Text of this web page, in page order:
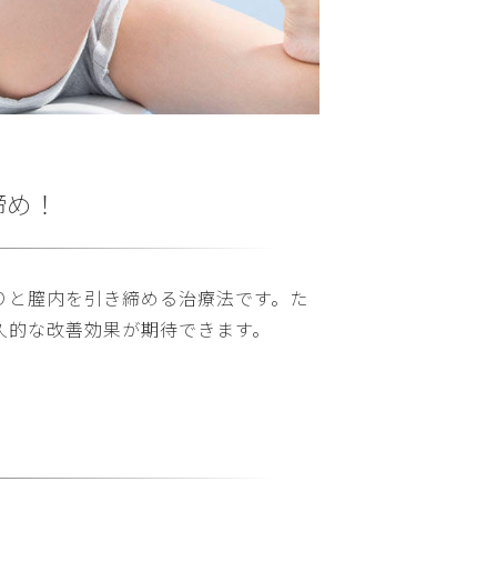
！
膣内を引き締める治療法です。た
な改善効果が期待できます。